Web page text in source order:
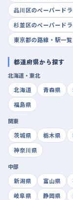
品川区のペーパード
杉並区のペーパード
東京都の路線・駅一覧
都道府県から探す
北海道・東北
北海道
青森県
福島県
関東
茨城県
栃木県
神奈川県
中部
新潟県
富山県
岐阜県
静岡県